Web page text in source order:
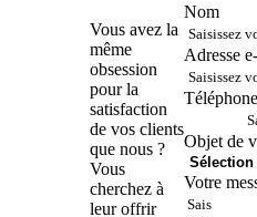
Vous avez la
même
obsession
pour la
satisfaction
de vos clients
que nous ?
Vous
cherchez à
leur offrir
Nom
Adresse
Téléphone
Objet de
Votre